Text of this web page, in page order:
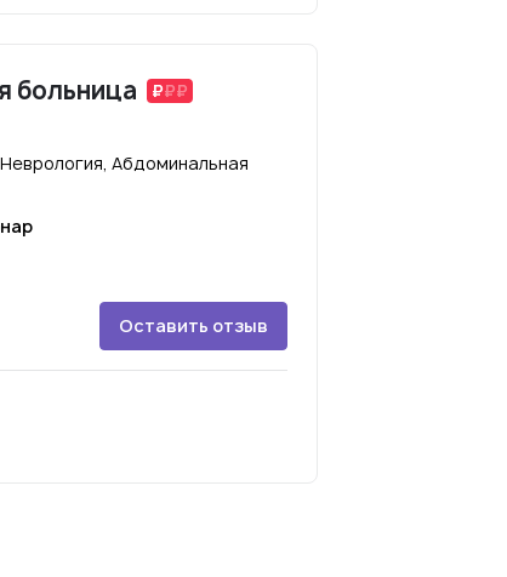
больница
Абдоминальная
Оставить отзыв